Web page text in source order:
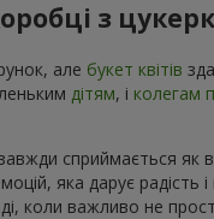
з
але букет квітів
дітям, і колегам
сприймається
яка дарує радість і
коли важливо не